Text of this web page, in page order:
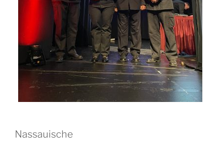
Nassauische